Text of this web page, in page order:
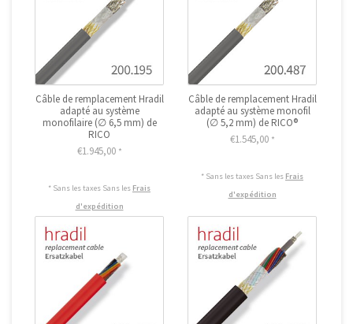
Câble de remplacement Hradil
adapté au système
monofilaire (∅ 6,5 mm) de
RICO
€1.945,00 *
* Sans les taxes Sans les Frais
d'expédition
Câble de remplacement Hradil
adapté au système monofil
(∅ 5,2 mm) de RICO®
€1.545,00 *
* Sans les taxes Sans les Frais
d'expédition